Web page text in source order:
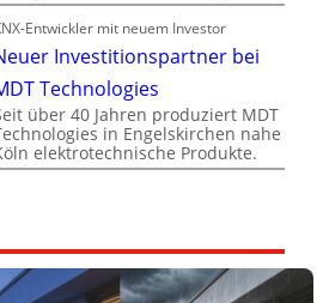
Entwickler mit neuem Investor
Investitionspartner bei
Technologies
über 40 Jahren produziert MDT
in Engelskirchen nahe
elektrotechnische Produkte.